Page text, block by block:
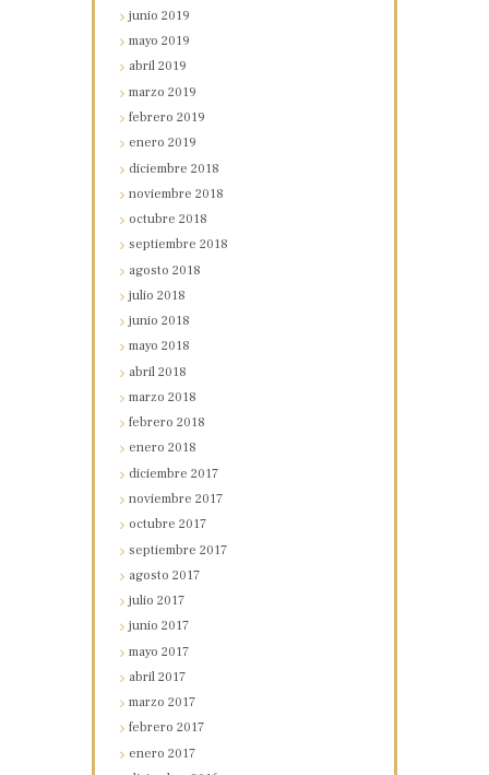
junio2019
mayo2019
abril2019
marzo2019
febrero2019
enero2019
diciembre2018
noviembre2018
octubre2018
septiembre2018
agosto2018
julio2018
junio2018
mayo2018
abril2018
marzo2018
febrero2018
enero2018
diciembre2017
noviembre2017
octubre2017
septiembre2017
agosto2017
julio2017
junio2017
mayo2017
abril2017
marzo2017
febrero2017
enero2017